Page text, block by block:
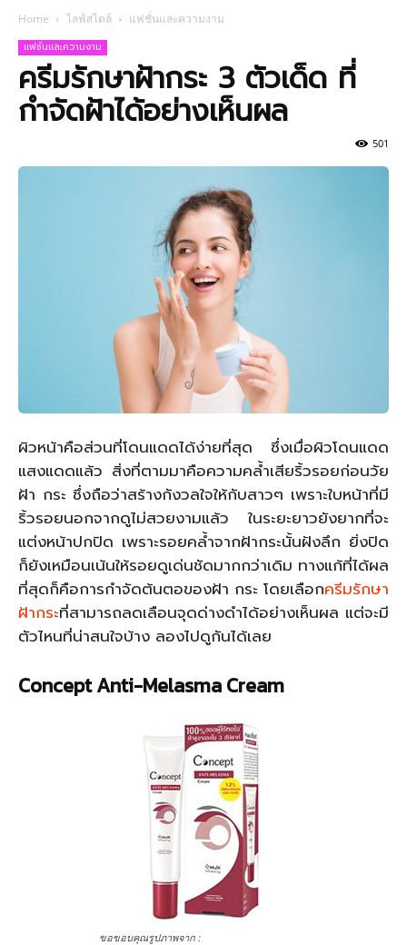
Home ไลฟ์สไตล์ แฟชั่นและความงาม
แฟชั่นและความงาม
ครีมรักษาฝ้ากระ 3 ตัวเด็ด ที่
กำจัดฝ้าได้อย่างเห็นผล
501
ผิวหน้าคือส่วนที่โดนแดดได้ง่ายที่สุด ซึ่งเมื่อผิวโดนแดด
แสงแดดแล้ว สิ่งที่ตามมาคือความคล้ำเสียริ้วรอยก่อนวัย
ฝ้า กระ ซึ่งถือว่าสร้างกังวลใจให้กับสาวๆ เพราะใบหน้าที่มี
ริ้วรอยนอกจากดูไม่สวยงามแล้ว ในระยะยาวยังยากที่จะ
แต่งหน้าปกปิด เพราะรอยคล้ำจากฝ้ากระนั้นฝังลึก ยิ่งปิด
ก็ยังเหมือนเน้นให้รอยดูเด่นชัดมากกว่าเดิม ทางแก้ที่ได้ผล
ที่สุดก็คือการกำจัดต้นตอของฝ้า กระ โดยเลือกครีมรักษา
ฝ้ากระที่สามารถลดเลือนจุดด่างดำได้อย่างเห็นผล แต่จะมี
ตัวไหนที่น่าสนใจบ้าง ลองไปดูกันได้เลย
Concept Anti-Melasma Cream
ขอขอบคุณรูปภาพจาก :